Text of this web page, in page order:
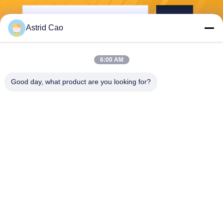
Astrid Cao
6:00 AM
Good day, what product are you looking for?